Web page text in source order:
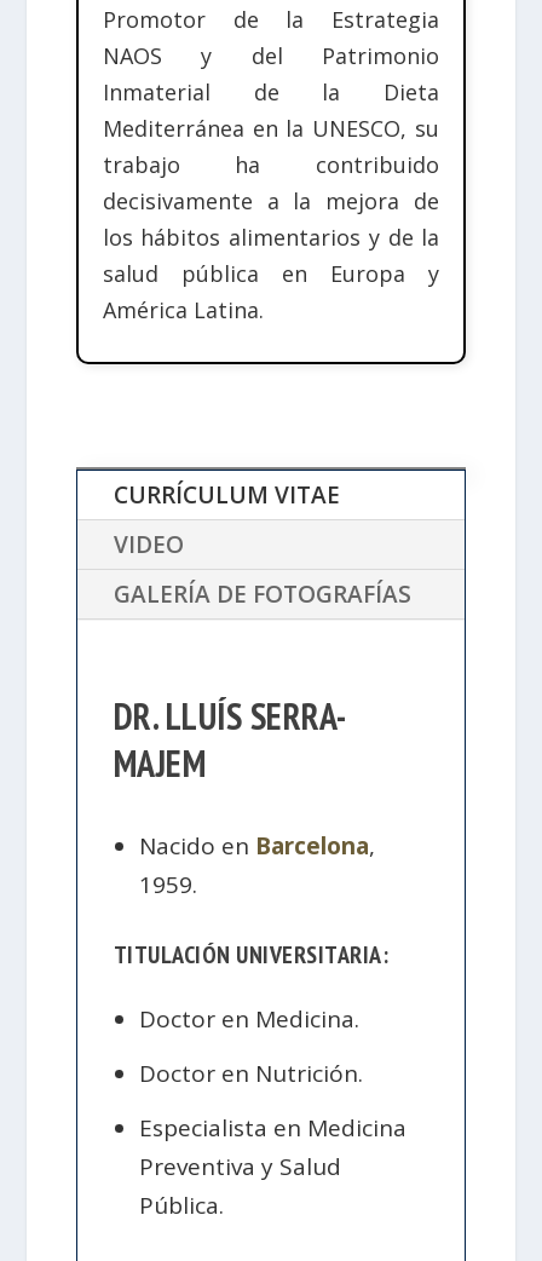
Promotor de la Estrategia
NAOS y del Patrimonio
Inmaterial de la Dieta
Mediterránea en la UNESCO, su
trabajo ha contribuido
decisivamente a la mejora de
los hábitos alimentarios y de la
salud pública en Europa y
América Latina.
CURRÍCULUM VITAE
VIDEO
GALERÍA DE FOTOGRAFÍAS
DR. LLUÍS SERRA-
MAJEM
Nacido en Barcelona,
1959.
TITULACIÓN UNIVERSITARIA:
Doctor en Medicina.
Doctor en Nutrición.
Especialista en Medicina
Preventiva y Salud
Pública.